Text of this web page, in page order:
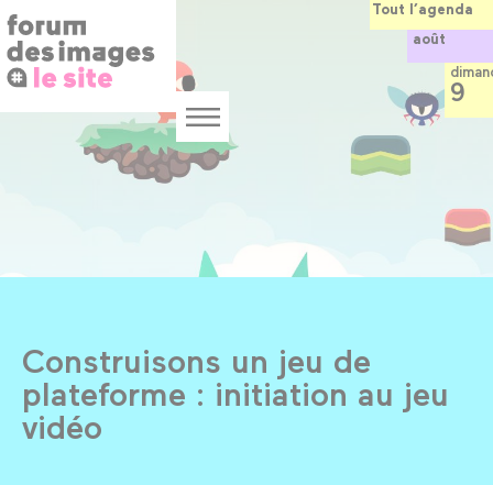
au
contenu
principal
Menu
Construisons un jeu de
plateforme : initiation au jeu
vidéo
Tout l’agenda
août
9